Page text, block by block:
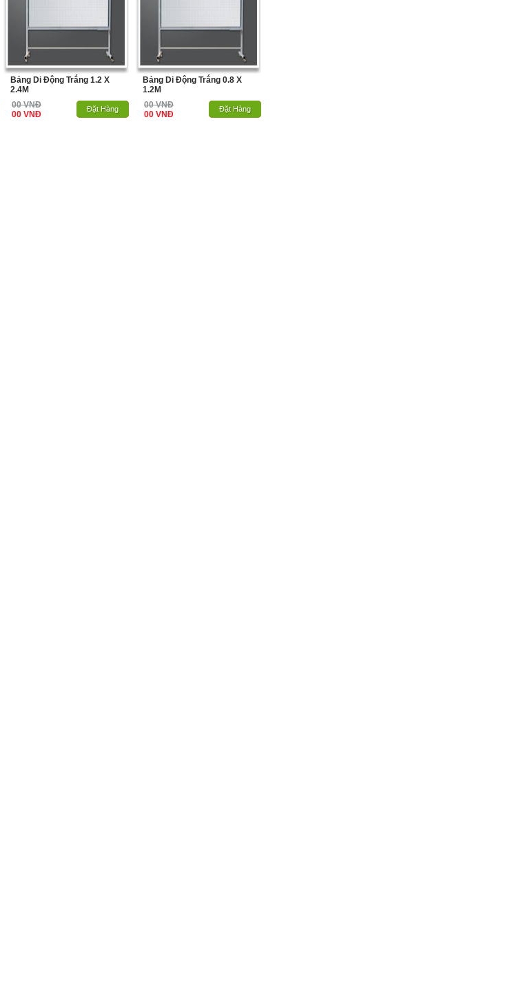
Bảng Di Động Trắng 1.2 X
2.4M
00 VNĐ
00 VNĐ
Hết Hàng
Đặt Hàng
Bảng Di Động Trắng 0.8 X
1.2M
00 VNĐ
00 VNĐ
Hết Hàng
Đặt Hàng